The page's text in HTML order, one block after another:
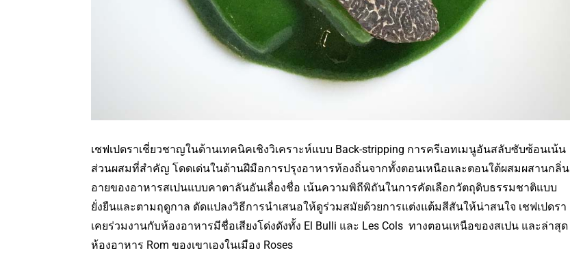
เชฟเปดราเชี่ยวชาญในด้านเทคนิคเชิงวิเคราะห์แบบ Back-stripping การครีเอทเมนูอันสลับซับซ้อนเน้น
ส่วนผสมที่สำคัญ โดดเด่นในด้านฝีมือการปรุงอาหารท้องถิ่นจากทั้งตอนเหนือและตอนใต้ผสมผสานกลิ่น
อายของอาหารสเปนแบบคาตาลันอันเลื่องชื่อ เน้นความพิถีพิถันในการคัดเลือกวัตถุดิบธรรมชาติแบบ
ยั่งยืนและตามฤดูกาล ดัดแปลงวิธีการนำเสนอให้ดูร่วมสมัยด้วยการแต่งแต้มสีสันให้น่าสนใจ เชฟเปดรา
เคยร่วมงานกับห้องอาหารมีชื่อเสียงโด่งดังทั้ง El Bulli และ Les Cols ทางตอนเหนือของสเปน และล่าสุด
ห้องอาหาร Rom ของเขาเองในเมือง Roses